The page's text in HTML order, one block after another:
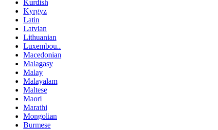
Kurdish
Kyrgyz
Latin
Latvian
Lithuanian
Luxembou..
Macedonian
Malagasy
Malay
Malayalam
Maltese
Maori
Marathi
Mongolian
Burmese